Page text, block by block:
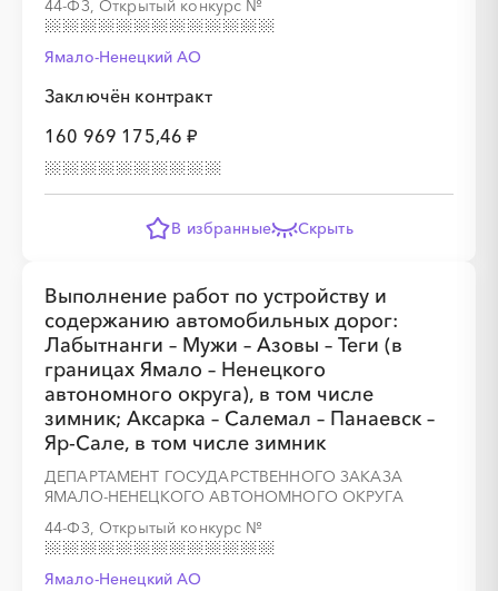
44-ФЗ, Открытый конкурс №
Ямало-Ненецкий AО
Заключён контракт
160 969 175,46 ₽
В избранные Скрыть
Выполнение работ по устройству и
содержанию автомобильных дорог:
Лабытнанги – Мужи – Азовы – Теги (в
границах Ямало – Ненецкого
автономного округа), в том числе
зимник; Аксарка – Салемал – Панаевск –
Яр-Сале, в том числе зимник
ДЕПАРТАМЕНТ ГОСУДАРСТВЕННОГО ЗАКАЗА
ЯМАЛО-НЕНЕЦКОГО АВТОНОМНОГО ОКРУГА
44-ФЗ, Открытый конкурс №
Ямало-Ненецкий AО
░░░░░ ░░░░░ ░
░
░
░
░
░
░
░
░
░
░░░░ ░ ░░░ ░░░